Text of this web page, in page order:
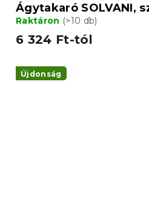
Ágytakaró SOLVANI,
Raktáron (>10 db)
6 324 Ft-tól
Újdonság